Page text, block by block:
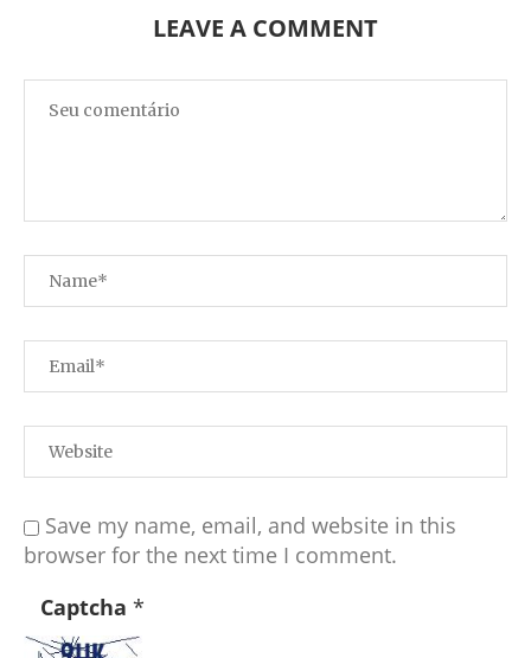
LEAVE A COMMENT
Save my name, email, and website in this
browser for the next time I comment.
Captcha *